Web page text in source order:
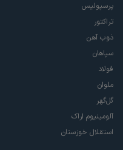
پرسپولیس
تراکتور
ذوب آهن
سپاهان
فولاد
ملوان
گل‌گهر
آلومینیوم اراک
استقلال خوزستان